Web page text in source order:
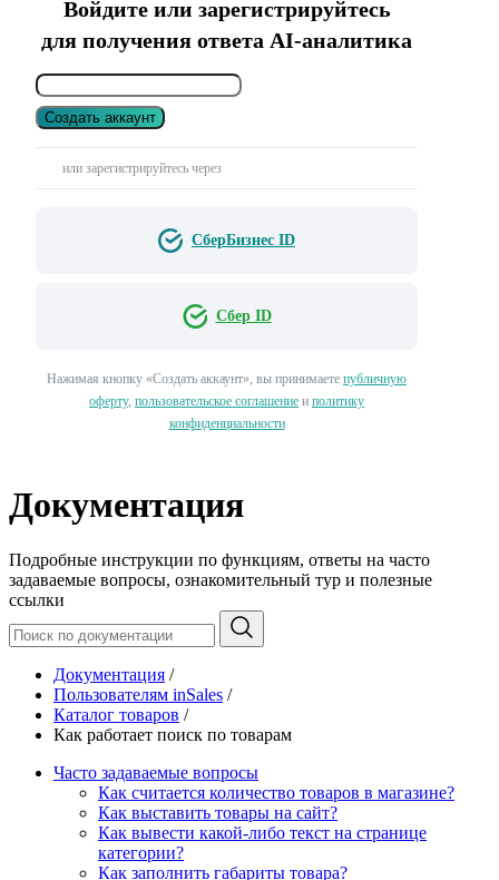
Войдите или зарегистрируйтесь
для получения ответа AI-аналитика
Создать аккаунт
или зарегистрируйтесь через
СберБизнес ID
Сбер ID
Нажимая кнопку «Создать аккаунт», вы принимаете публичную
оферту, пользовательское соглашение и политику
конфиденциальности
Документация
Подробные инструкции по функциям, ответы на часто
задаваемые вопросы, ознакомительный тур и полезные
ссылки
Документация /
Пользователям inSales /
Каталог товаров /
Как работает поиск по товарам
Часто задаваемые вопросы
Как считается количество товаров в магазине?
Как выставить товары на сайт?
Как вывести какой-либо текст на странице
категории?
Как заполнить габариты товара?